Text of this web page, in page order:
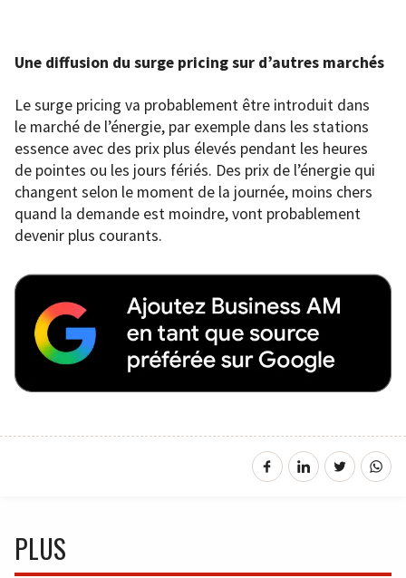
Une diffusion du surge pricing sur d’autres marchés
Le surge pricing va probablement être introduit dans
le marché de l’énergie, par exemple dans les stations
essence avec des prix plus élevés pendant les heures
de pointes ou les jours fériés. Des prix de l’énergie qui
changent selon le moment de la journée, moins chers
quand la demande est moindre, vont probablement
devenir plus courants.
PLUS